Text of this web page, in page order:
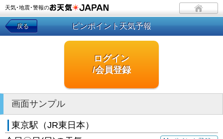
天気･地震･警報の
戻る ピンポイント天気予報
ログイン
/会員登録
画面サンプル
東京駅（JR東日本）